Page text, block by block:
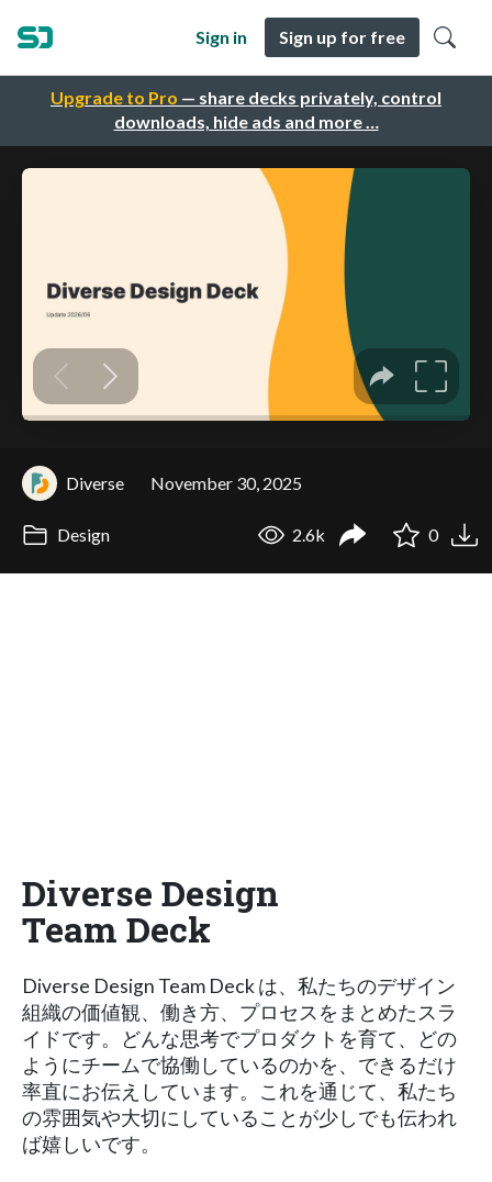
Upgrade to Pro — share decks privately, control
downloads, hide ads and more …
Sign in Sign up for free
Diverse November 30, 2025
Design 2.6k 0
Diverse Design
Team Deck
Diverse Design Team Deck は、私たちのデザイン
組織の価値観、働き方、プロセスをまとめたスラ
イドです。どんな思考でプロダクトを育て、どの
ようにチームで協働しているのかを、できるだけ
率直にお伝えしています。これを通じて、私たち
の雰囲気や大切にしていることが少しでも伝われ
ば嬉しいです。